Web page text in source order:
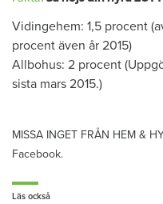
Vidingehem: 1,5 procent
procent även år 2015)
Allbohus: 2 procent
sista mars 2015.)
MISSA INGET FRÅN HEM &
Facebook.
Läs också